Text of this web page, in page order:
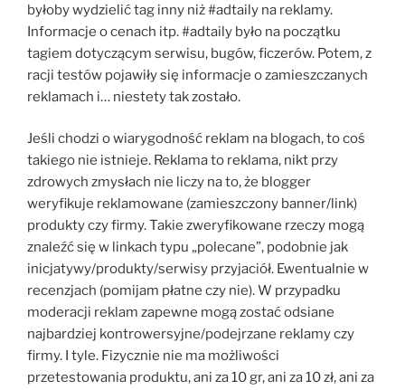
byłoby wydzielić tag inny niż #adtaily na reklamy.
Informacje o cenach itp. #adtaily było na początku
tagiem dotyczącym serwisu, bugów, ficzerów. Potem, z
racji testów pojawiły się informacje o zamieszczanych
reklamach i… niestety tak zostało.
Jeśli chodzi o wiarygodność reklam na blogach, to coś
takiego nie istnieje. Reklama to reklama, nikt przy
zdrowych zmysłach nie liczy na to, że blogger
weryfikuje reklamowane (zamieszczony banner/link)
produkty czy firmy. Takie zweryfikowane rzeczy mogą
znaleźć się w linkach typu „polecane”, podobnie jak
inicjatywy/produkty/serwisy przyjaciół. Ewentualnie w
recenzjach (pomijam płatne czy nie). W przypadku
moderacji reklam zapewne mogą zostać odsiane
najbardziej kontrowersyjne/podejrzane reklamy czy
firmy. I tyle. Fizycznie nie ma możliwości
przetestowania produktu, ani za 10 gr, ani za 10 zł, ani za